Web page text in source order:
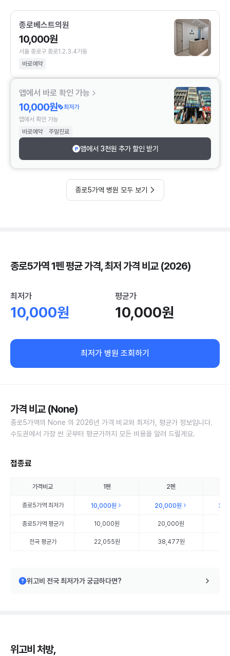
종로베스트의원
10,000원
서울 종로구 종로1.2.3.4가동
바로예약
앱에서 바로 확인 가능
10,000원
최저가
앱에서 확인 가능
바로예약
주말진료
앱에서 3천원 추가 할인 받기
종로5가역 병원 모두 보기
종로5가역 1펜 평균 가격, 최저 가격 비교 (2026)
최저가
10,000원
평균가
10,000원
최저가 병원 조회하기
가격 비교 (None)
종로5가역의 None 의 2026년 가격 비교와 최저가, 평균가 정보입니다.
수도권에서 가장 싼 곳부터 평균가까지 모든 비용을 알려 드릴게요.
접종료
가격비교 1펜 2펜
종로5가역최저가 10,000원 20,000원
종로5가역평균가 10,000원 20,000원
전국 평균가 22,055원 38,477원
위고비 전국 최저가가 궁금하다면?
위고비 처방,